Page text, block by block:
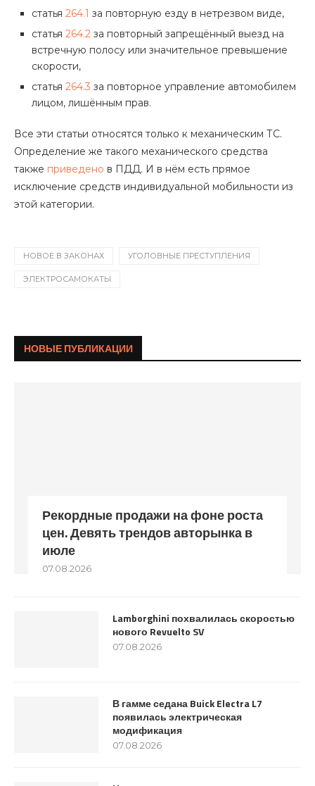
статья 264.1 за повторную езду в нетрезвом виде,
статья 264.2 за повторный запрещённый выезд на
встречную полосу или значительное превышение
скорости,
статья 264.3 за повторное управление автомобилем
лицом, лишённым прав.
Все эти статьи относятся только к механическим ТС.
Определение же такого механического средства
также приведено в ПДД. И в нём есть прямое
исключение средств индивидуальной мобильности из
этой категории.
НОВОЕ В ЗАКОНАХ УГОЛОВНЫЕ ПРЕСТУПЛЕНИЯ
ЭЛЕКТРОСАМОКАТЫ
НОВЫЕ ПУБЛИКАЦИИ
Рекордные продажи на фоне роста
цен. Девять трендов авторынка в
июле
07.08.2026
Lamborghini похвалилась скоростью
нового Revuelto SV
07.08.2026
В гамме седана Buick Electra L7
появилась электрическая
модификация
07.08.2026